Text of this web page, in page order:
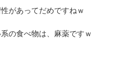
があってだめですねｗ
の食べ物は、麻薬ですｗ